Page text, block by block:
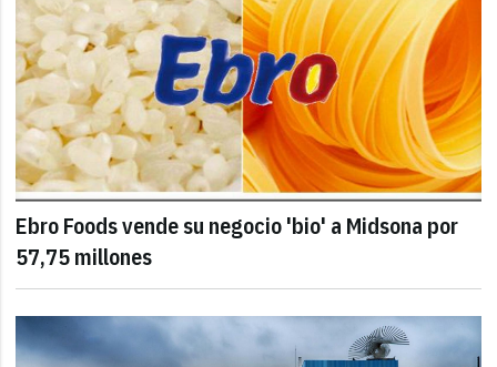
Ebro Foods vende su negocio 'bio' a Midsona por
57,75 millones